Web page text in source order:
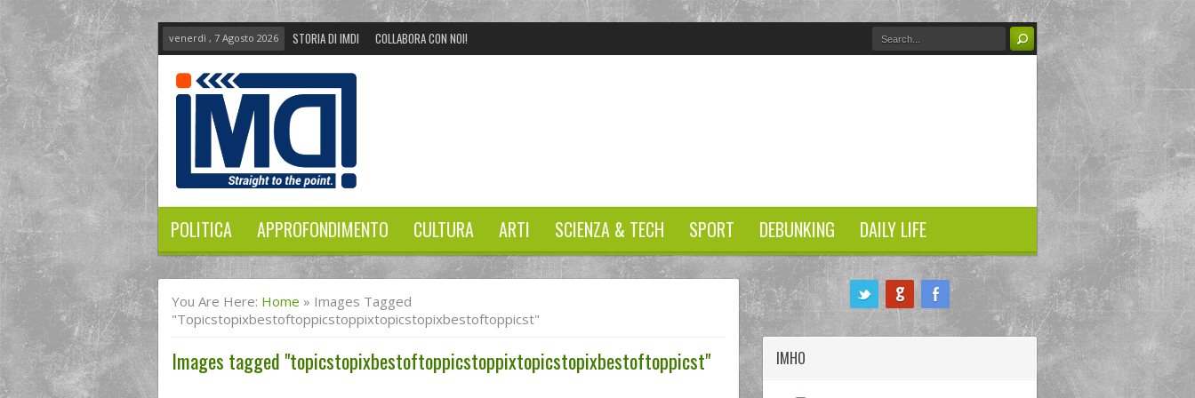
venerdì , 7 Agosto 2026 STORIA DI IMDI COLLABORA CON NOI!
POLITICA APPROFONDIMENTO CULTURA ARTI SCIENZA & TECH SPORT DEBUNKING DAILY LIFE
You Are Here: Home » Images Tagged
"topicstopixbestoftoppicstoppixtopicstopixbestoftoppicst"
Images tagged "topicstopixbestoftoppicstoppixtopicstopixbestoftoppicst" IMHO